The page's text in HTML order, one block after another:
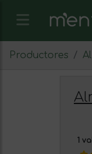
Productores
1